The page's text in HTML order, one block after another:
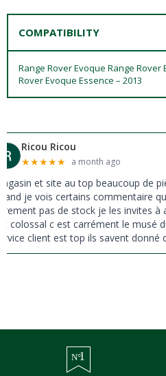
COMPATIBILITY
Range Rover Evoque Range Rover
Rover Evoque Essence – 2013
Ricou Ricou
★★★★★ a month ago
et site au top beaucoup de
je vois certains commentaire
pas de stock je les invites à
colossal c est carrément le musé
client est top ils savent donné
pas à la vente ils sont